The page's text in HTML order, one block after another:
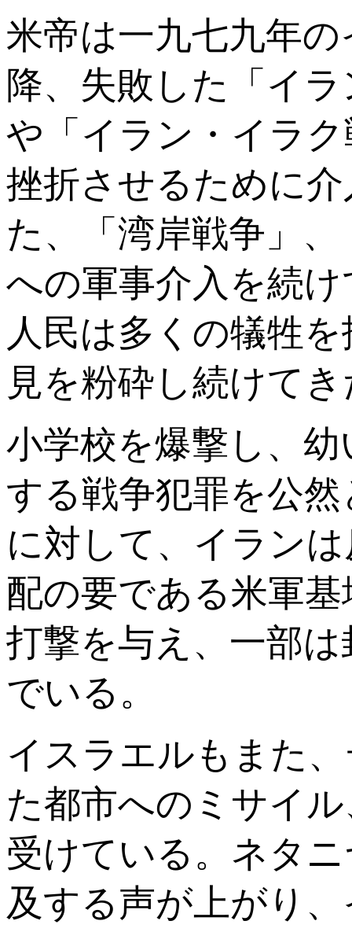
米帝は一九七九年
降、失敗した「イ
や「イラン・イラ
挫折させるために
た、「湾岸戦争」
への軍事介入を続
人民は多くの犠牲
見を粉砕し続けて
小学校を爆撃し、
する戦争犯罪を公
に対して、イラン
配の要である米軍
打撃を与え、一部
でいる。
イスラエルもまた
た都市へのミサイ
受けている。ネタ
及する声が上がり